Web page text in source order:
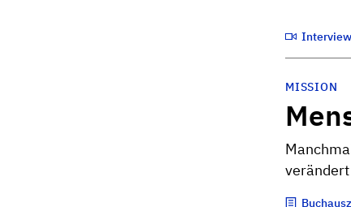
Interview
MISSION